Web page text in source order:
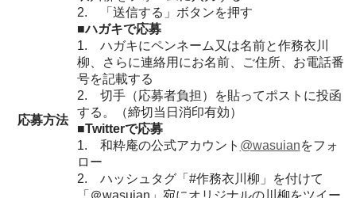
応募方法
2. 「送信する」ボタンを押す
■ハガキで応募
1. ハガキにペンネーム又は名前と作務衣川
柳、さらに連絡用にお名前、ご住所、お電話番
号を記載する
2. 切手（応募者負担）を貼ってポストに投函
する。（締切当日消印有効）
■Twitterで応募
1. 和粋庵の公式アカウント @wasuianをフォ
ロー
2. ハッシュタグ「#作務衣川柳」を付けて